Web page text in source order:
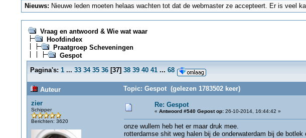
Nieuws: Nieuwe leden moeten helaas wachten tot dat de webmaster ze accepteert. Er is veel
Vraag en antwoord & Wie wat waar
Hoofdindex
Praatgroep Scheveningen
Gespot
Pagina's: 1 ... 33 34 35 36[37] 38 39 40 41 ... 68
Auteur
Topic: Gespot (gelezen 1783502 keer)
zier
Schipper
Berichten: 3620
Re: Gespot
« Antwoord #540 Gepost op:26-10-2014, 16:44:42 »
onze wullem heb het er maar druk mee.
rotterdamse shit weg halen bij de onderwaterdam bij de